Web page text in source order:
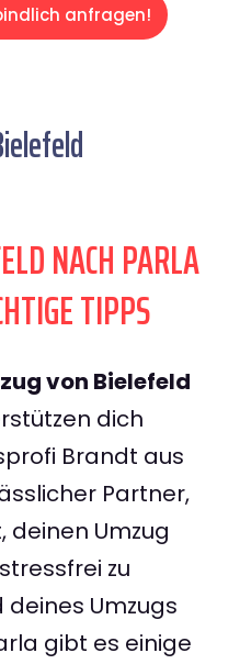
anfragen!
NACH PARLA
TIPPS
von Bielefeld
dich
Brandt aus
Partner,
Umzug
zu
Umzugs
gibt es einige